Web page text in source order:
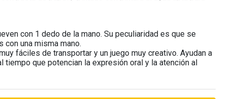
con 1 dedo de la mano. Su peculiaridad es que se
una misma mano.
fáciles de transportar y un juego muy creativo. Ayudan a
tiempo que potencian la expresión oral y la atención al